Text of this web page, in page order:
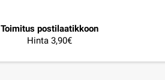
Toimitus postilaatikkoon
Hinta 3,90€